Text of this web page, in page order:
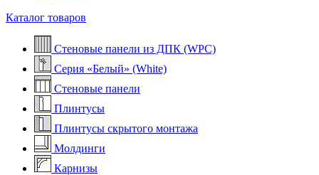
Каталог товаров
Стеновые панели из ДПК (WPC)
Серия «Белый» (White)
Стеновые панели
Плинтусы
Плинтусы скрытого монтажа
Молдинги
Карнизы